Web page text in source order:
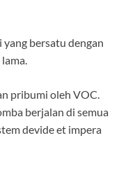
bersatu dengan
pribumi oleh VOC.
berjalan di semua
devide et impera